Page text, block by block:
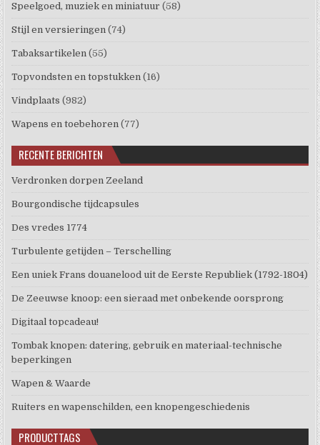
Speelgoed, muziek en miniatuur (58)
Stijl en versieringen (74)
Tabaksartikelen (55)
Topvondsten en topstukken (16)
Vindplaats (982)
Wapens en toebehoren (77)
RECENTE BERICHTEN
Verdronken dorpen Zeeland
Bourgondische tijdcapsules
Des vredes 1774
Turbulente getijden – Terschelling
Een uniek Frans douanelood uit de Eerste Republiek (1792-1804)
De Zeeuwse knoop: een sieraad met onbekende oorsprong
Digitaal topcadeau!
Tombak knopen: datering, gebruik en materiaal-technische
beperkingen
Wapen & Waarde
Ruiters en wapenschilden, een knopengeschiedenis
PRODUCTTAGS